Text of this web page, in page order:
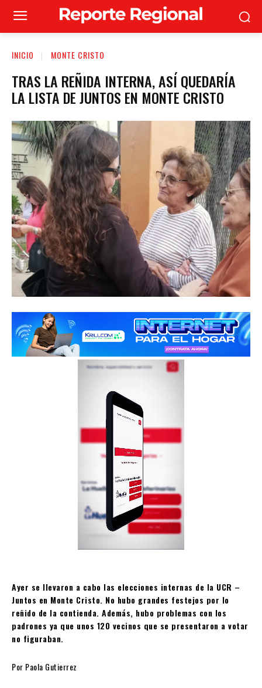
INICIO MONTE CRISTO
TRAS LA REÑIDA INTERNA, ASÍ QUEDARÍA
LA LISTA DE JUNTOS EN MONTE CRISTO
Ayer se llevaron a cabo las elecciones internas de la UCR –
Juntos en Monte Cristo. No hubo grandes festejos por lo
reñido de la contienda. Además, hubo problemas con los
padrones ya que unos 120 vecinos que se presentaron a votar
no figuraban.
Por Paola Gutierrez